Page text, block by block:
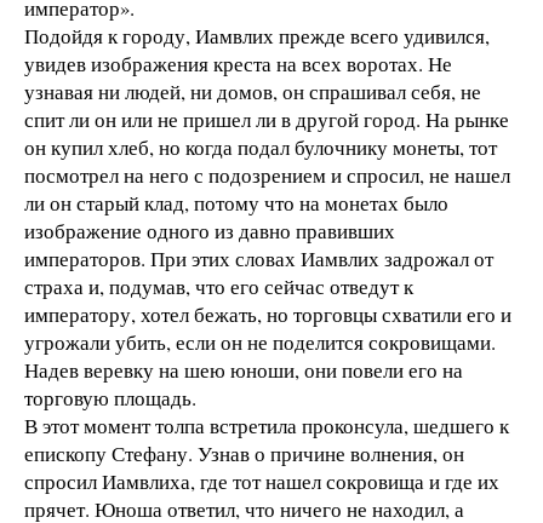
император».
Подойдя к городу, Иамвлих прежде всего удивился,
увидев изображения креста на всех воротах. Не
узнавая ни людей, ни домов, он спрашивал себя, не
спит ли он или не пришел ли в другой город. На рынке
он купил хлеб, но когда подал булочнику монеты, тот
посмотрел на него с подозрением и спросил, не нашел
ли он старый клад, потому что на монетах было
изображение одного из давно правивших
императоров. При этих словах Иамвлих задрожал от
страха и, подумав, что его сейчас отведут к
императору, хотел бежать, но торговцы схватили его и
угрожали убить, если он не поделится сокровищами.
Надев веревку на шею юноши, они повели его на
торговую площадь.
В этот момент толпа встретила проконсула, шедшего к
епископу Стефану. Узнав о причине волнения, он
спросил Иамвлиха, где тот нашел сокровища и где их
прячет. Юноша ответил, что ничего не находил, а